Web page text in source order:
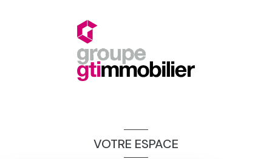
VOTRE ESPACE